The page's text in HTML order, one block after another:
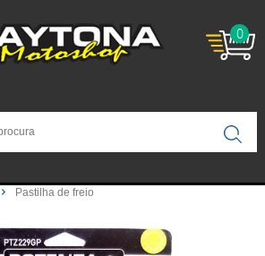
0
Pastilha de freio